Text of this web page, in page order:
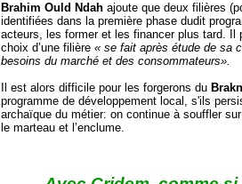
Brahim Ould Ndah ajoute que deux filières
identifiées dans la première phase dudit
acteurs, les former et les financer plus tard. Il
choix d’une filière « se fait après étude de sa
besoins du marché et des consommateurs».
Il est alors difficile pour les forgerons du
programme de développement local, s'ils
archaïque du métier: on continue à souffler
le marteau et l’enclume.